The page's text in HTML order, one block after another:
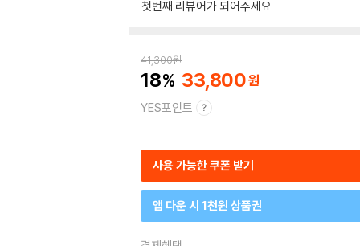
첫번째 리뷰어가 되어주세요
41,300원
18 33,800
YES포인트
사용 가능한 쿠폰 받기
앱 다운 시 1천원 상품권